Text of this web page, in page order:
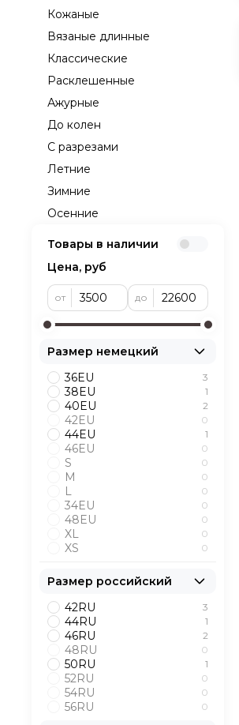
Кожаные
Вязаные длинные
Классические
Расклешенные
Ажурные
До колен
С разрезами
Летние
Зимние
Осенние
Товары в наличии
Цена, руб
от до
Размер немецкий
36EU
3
38EU 1
40EU 2
42EU 0
44EU 1
46EU 0
S 0
M 0
L 0
34EU 0
48EU 0
XL 0
XS 0
Размер российский
42RU
3
44RU 1
46RU 2
48RU 0
50RU 1
52RU 0
54RU 0
56RU 0